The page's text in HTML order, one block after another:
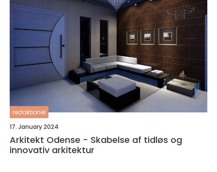
redaktionel
17. January 2024
Arkitekt Odense - Skabelse af tidløs og
innovativ arkitektur